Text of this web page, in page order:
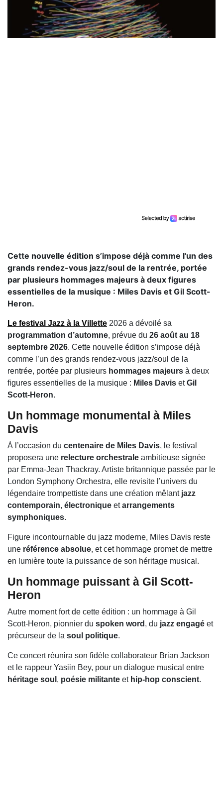
Cette nouvelle édition s’impose déjà comme l’un des
grands rendez-vous jazz/soul de la rentrée, portée
par plusieurs hommages majeurs à deux figures
essentielles de la musique : Miles Davis et Gil Scott-
Heron.
Le festival Jazz à la Villette 2026 a dévoilé sa
programmation d’automne, prévue du 26 août au 18
septembre 2026. Cette nouvelle édition s’impose déjà
comme l’un des grands rendez-vous jazz/soul de la
rentrée, portée par plusieurs hommages majeurs à deux
figures essentielles de la musique : Miles Davis etGil
Scott-Heron.
Un hommage monumental à Miles
Davis
À l’occasion du centenaire de Miles Davis, le festival
proposera une relecture orchestrale ambitieuse signée
par Emma-Jean Thackray. Artiste britannique passée par le
London Symphony Orchestra, elle revisite l’univers du
légendaire trompettiste dans une création mêlant jazz
contemporain, électronique etarrangements
symphoniques.
Figure incontournable du jazz moderne, Miles Davis reste
une référence absolue, et cet hommage promet de mettre
en lumière toute la puissance de son héritage musical.
Un hommage puissant à Gil Scott-
Heron
Autre moment fort de cette édition : un hommage à Gil
Scott-Heron, pionnier du spoken word , du jazz engagé et
précurseur de la soul politique.
Ce concert réunira son fidèle collaborateur Brian Jackson
et le rappeur Yasiin Bey, pour un dialogue musical entre
héritage soul , poésie militante et hip-hop conscient.